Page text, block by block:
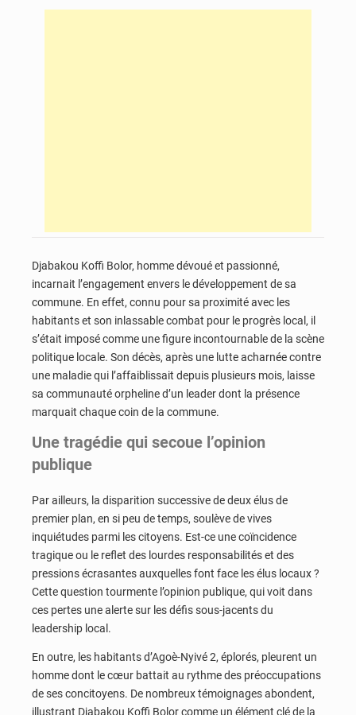
Djabakou Koffi Bolor, homme dévoué et passionné,
incarnait l’engagement envers le développement de sa
commune. En effet, connu pour sa proximité avec les
habitants et son inlassable combat pour le progrès local, il
s’était imposé comme une figure incontournable de la scène
politique locale. Son décès, après une lutte acharnée contre
une maladie qui l’affaiblissait depuis plusieurs mois, laisse
sa communauté orpheline d’un leader dont la présence
marquait chaque coin de la commune.
Une tragédie qui secoue l’opinion
publique
Par ailleurs, la disparition successive de deux élus de
premier plan, en si peu de temps, soulève de vives
inquiétudes parmi les citoyens. Est-ce une coïncidence
tragique ou le reflet des lourdes responsabilités et des
pressions écrasantes auxquelles font face les élus locaux ?
Cette question tourmente l’opinion publique, qui voit dans
ces pertes une alerte sur les défis sous-jacents du
leadership local.
En outre, les habitants d’Agoè-Nyivé 2, éplorés, pleurent un
homme dont le cœur battait au rythme des préoccupations
de ses concitoyens. De nombreux témoignages abondent,
illustrant Djabakou Koffi Bolor comme un élément clé de la